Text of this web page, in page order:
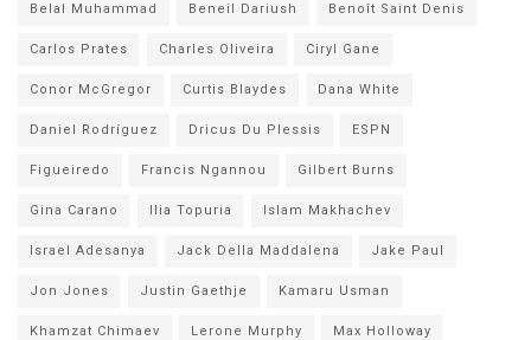
Belal Muhammad Beneil Dariush Benoît Saint Denis
Carlos Prates Charles Oliveira Ciryl Gane
Conor McGregor Curtis Blaydes Dana White
Daniel Rodríguez Dricus Du Plessis ESPN
Figueiredo Francis Ngannou Gilbert Burns
Gina Carano Ilia Topuria Islam Makhachev
Israel Adesanya Jack Della Maddalena Jake Paul
Jon Jones Justin Gaethje Kamaru Usman
Khamzat Chimaev Lerone Murphy Max Holloway